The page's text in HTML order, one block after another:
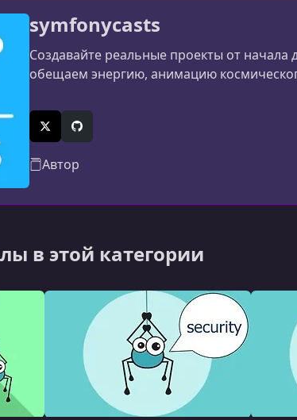
symfonycasts
Создавайте реальные проекты от
обещаем энергию, анимацию
X (Twitter)GitHub
Автор
в этой категории